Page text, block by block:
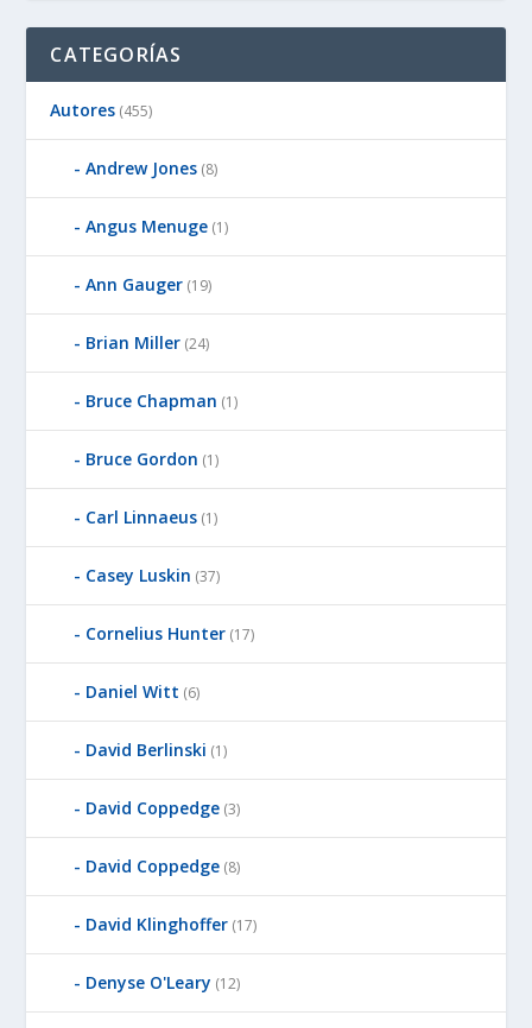
CATEGORÍAS
Autores (455)
Andrew Jones (8)
Angus Menuge (1)
Ann Gauger (19)
Brian Miller (24)
Bruce Chapman (1)
Bruce Gordon (1)
Carl Linnaeus (1)
Casey Luskin (37)
Cornelius Hunter (17)
Daniel Witt (6)
David Berlinski (1)
David Coppedge (3)
David Coppedge (8)
David Klinghoffer (17)
Denyse O'Leary (12)